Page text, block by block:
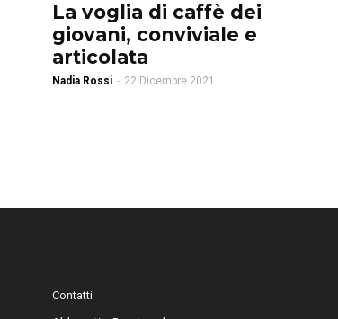
La voglia di caffè dei
giovani, conviviale e
articolata
Nadia Rossi - 22 Dicembre 2021
Contatti